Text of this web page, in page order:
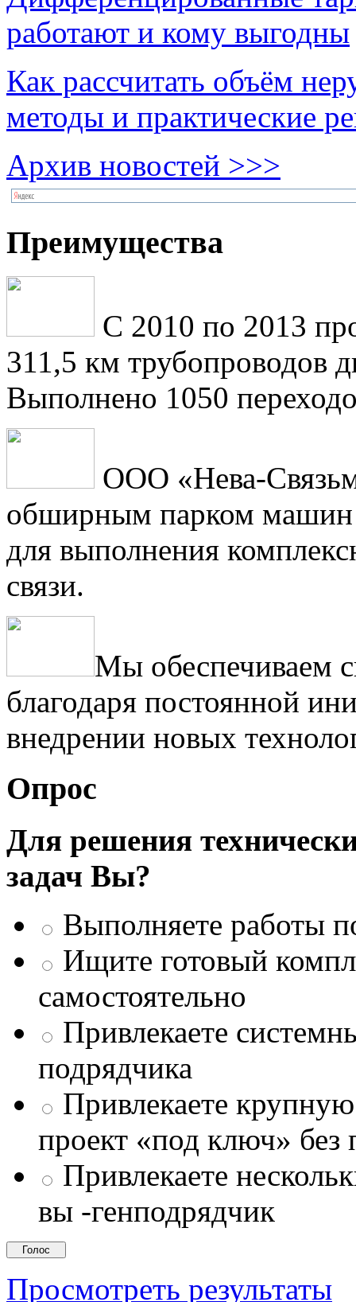
работают и кому выгодны
Как рассчитать объём
методы и практические
Архив новостей >>>
Преимущества
С 2010 по 2013
311,5 км трубопроводов
Выполнено 1050
ООО «Нева-
обширным парком машин
для выполнения
связи.
Мы обеспечиваем
благодаря постоянной
внедрении новых
Опрос
Для решения
задач Вы?
Выполняете работы
Ищите готовый
самостоятельно
Привлекаете
подрядчика
Привлекаете
проект «под ключ» без
Привлекаете
вы -генподрядчик
Просмотреть результаты